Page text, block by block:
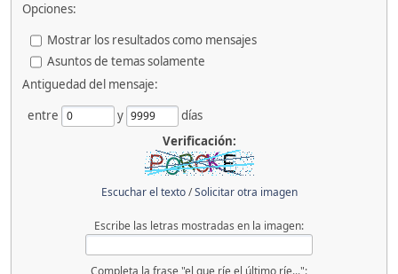
Opciones:
Mostrar los resultados como mensajes
Asuntos de temas solamente
Antiguedad del mensaje:
entre
y
días
Verificación:
Escuchar el texto/Solicitar otra imagen
Escribe las letras mostradas en la imagen: